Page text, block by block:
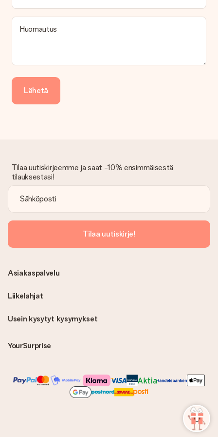
Huomautus
Lähetä
Tilaa uutiskirjeemme ja saat -10% ensimmäisestä
tilauksestasi!
Tilaa uutiskirje!
Usein kysytyt kysymykset
YourSurprise
Asiakaspalvelu
Liikelahjat